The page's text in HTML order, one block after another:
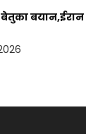
बेतुका बयान,ईरान